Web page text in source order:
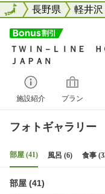
全国長野県 軽井
全国
ＴＷＩＮ－ＬＩＮＥ
ＪＡＰＡＮ
施設紹介 プラン
フォトギャラリー
部屋 (41) 風呂 (6) 食事
部屋 (41)